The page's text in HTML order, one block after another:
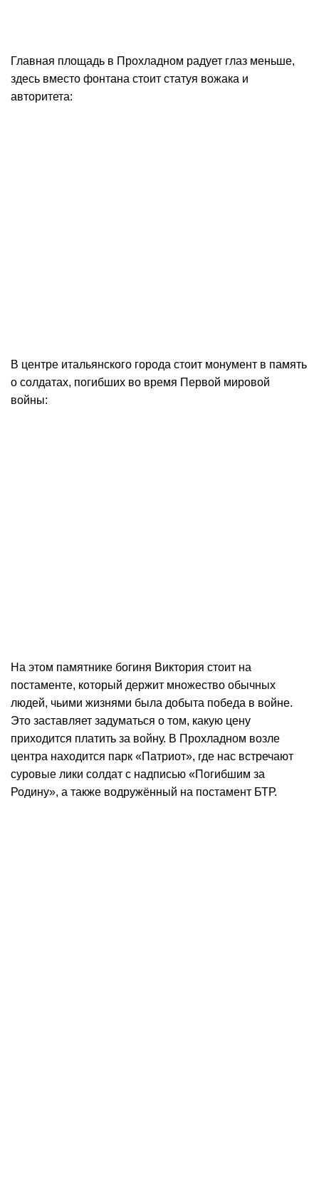
Главная площадь в Прохладном радует глаз меньше,
здесь вместо фонтана стоит статуя вожака и
авторитета:
В центре итальянского города стоит монумент в память
о солдатах, погибших во время Первой мировой
войны:
На этом памятнике богиня Виктория стоит на
постаменте, который держит множество обычных
людей, чьими жизнями была добыта победа в войне.
Это заставляет задуматься о том, какую цену
приходится платить за войну. В Прохладном возле
центра находится парк «Патриот», где нас встречают
суровые лики солдат с надписью «Погибшим за
Родину», а также водружённый на постамент БТР.